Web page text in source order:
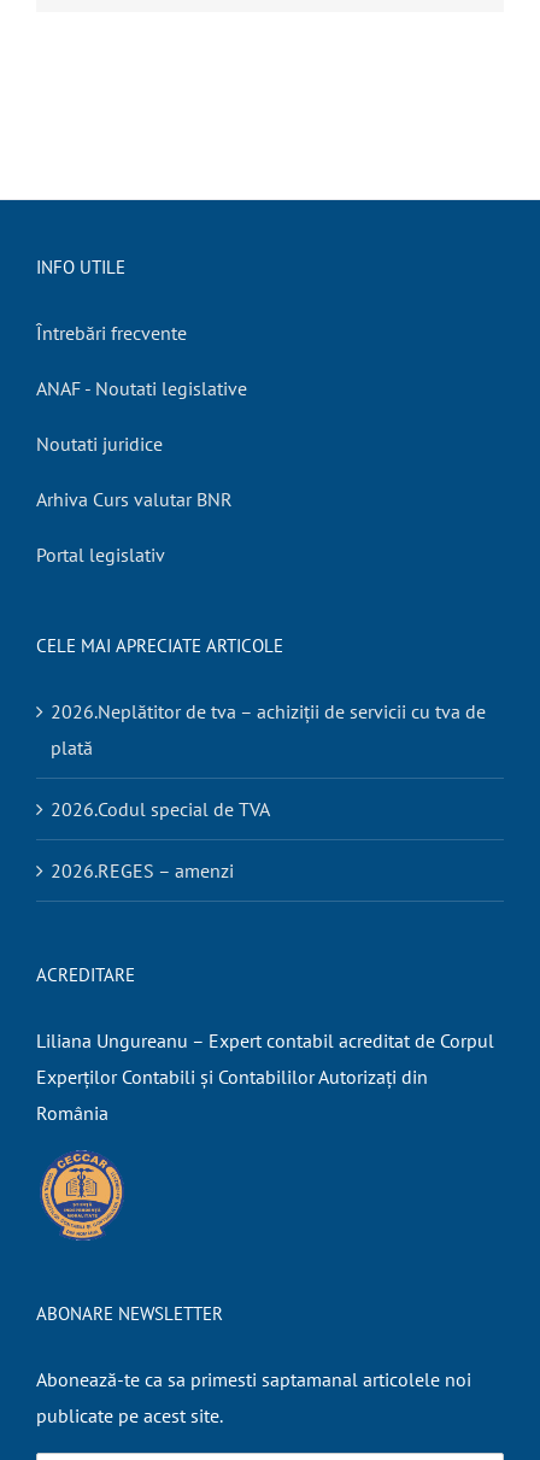
INFO UTILE
Întrebări frecvente
ANAF - Noutati legislative
Noutati juridice
Arhiva Curs valutar BNR
Portal legislativ
CELE MAI APRECIATE ARTICOLE
2026.Neplătitor de tva – achiziții de servicii cu tva de
plată
2026.Codul special de TVA
2026.REGES – amenzi
ACREDITARE
Liliana Ungureanu – Expert contabil acreditat de Corpul
Experților Contabili și Contabililor Autorizați din
România
ABONARE NEWSLETTER
Abonează-te ca sa primesti saptamanal articolele noi
publicate pe acest site.